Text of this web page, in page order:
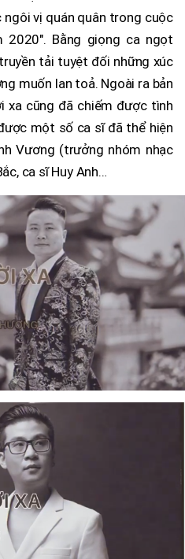
vị quán quân trong cuộc
2020". Bằng giọng ca ngọt
tải tuyệt đối những xúc
muốn lan toả. Ngoài ra bản
xa cũng đã chiếm được tình
một số ca sĩ đã thể hiện
Vương (trưởng nhóm nhạc
ca sĩ Huy Anh…